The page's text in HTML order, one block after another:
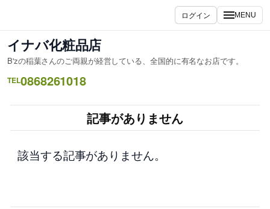
ス
キ
ッ
ログイン MENU
イナバ化粧品店
B'zの稲葉さんのご両親が経営している、全国的に有名なお店です。
TEL0868261018
記事がありません
該当する記事がありません。